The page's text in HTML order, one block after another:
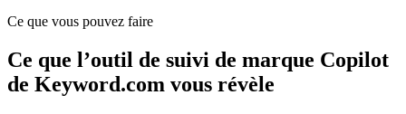
Ce que vous pouvez faire
Ce que l’outil de suivi de marque Copilot
de Keyword.com vous révèle